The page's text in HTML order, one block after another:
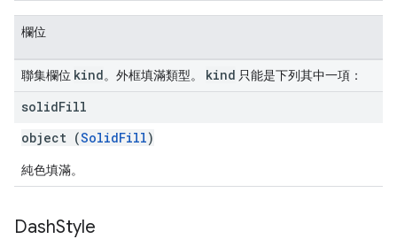
欄位
聯集欄位 kind。外框填滿類型。 kind 只能是下列其中一項：
solidFill
object (SolidFill)
純色填滿。
DashStyle